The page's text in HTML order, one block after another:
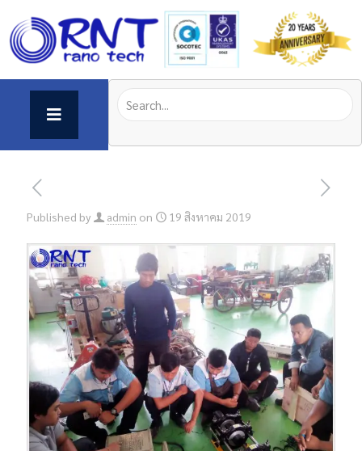
Published by admin on 19 สิงหาคม 2019